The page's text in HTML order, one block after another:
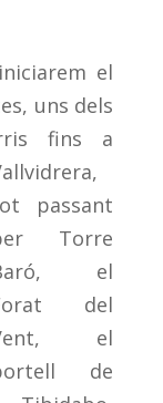
el
uns dels
fins a
passant
Torre
el
del
el
de